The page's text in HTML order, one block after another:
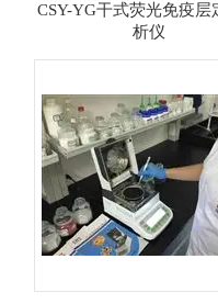
CSY-YG干式荧光免疫层
析仪